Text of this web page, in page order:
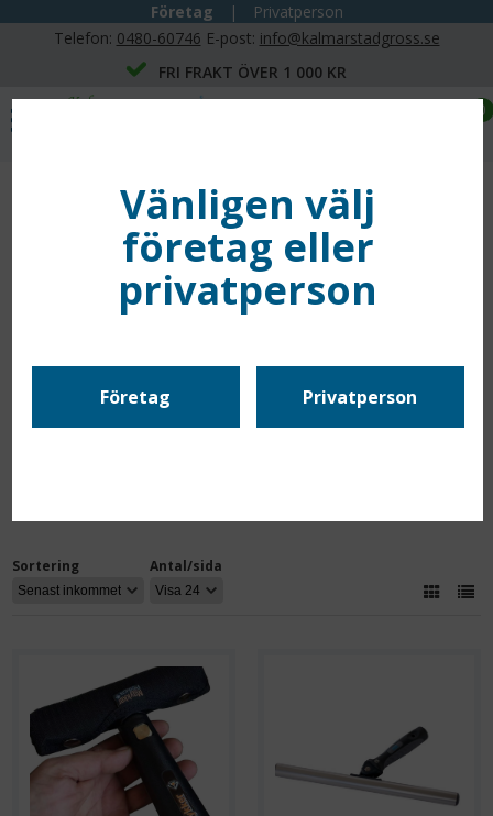
Företag |
Privatperson
Telefon: 0480-60746 E-post: info@kalmarstadgross.se
FRI FRAKT ÖVER 1 000 KR
0
TVÄTTPÄLSHÅLLARE
En bra tvättpälshållare är avgörande för att din fönsterputsning
ska bli både effektiv och ergonomisk. Den fungerar som bas för
din tvättpäls och är det redskap du använder genom hela arbetet.
Hos Kalmar Städgross hittar du professionella hållare från
fönster perfekt.
Om du inte hittar rätt modell här i webbshopen rekommenderar
Sortering Antal/sida
Vänligen välj
företag eller
privatperson
Företag Privatperson